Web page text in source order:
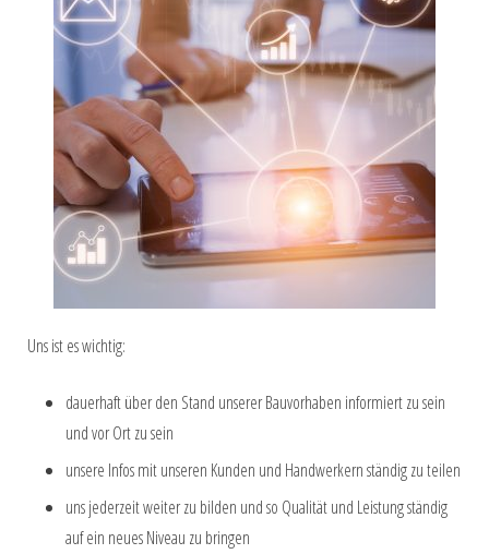
Datenschutz
Uns ist es wichtig:
dauerhaft über den Stand unserer Bauvorhaben informiert zu sein
und vor Ort zu sein
unsere Infos mit unseren Kunden und Handwerkern ständig zu teilen
uns jederzeit weiter zu bilden und so Qualität und Leistung ständig
auf ein neues Niveau zu bringen